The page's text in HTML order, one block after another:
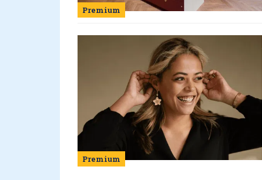
Premium
Premium